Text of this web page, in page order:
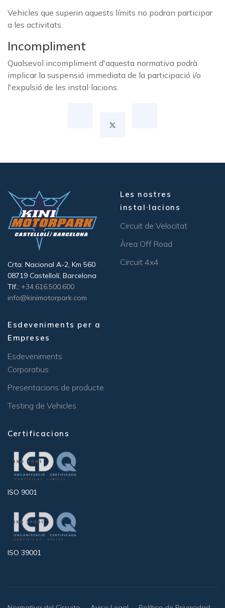
Vehicles que superin aquests límits no podran participar
a les activitats.
Incompliment
Qualsevol incompliment d'aquesta normativa podrà
implicar la suspensió immediata de la participació i/o
l'expulsió de les instal·lacions.
Crta. Nacional A-2, Km 560
08719 Castellolí, Barcelona
Tlf.: +34.616.500.600
info@kinimotorpark.com
Les nostres
instal·lacions
Circuit de Velocitat
Àrea Off Road
Circuit 4x4
Esdeveniments per a
Empreses
Esdeveniments
Corporatius
Presentacions de producte
Testing de Vehicles
Certificacions
ISO 9001
ISO 39001